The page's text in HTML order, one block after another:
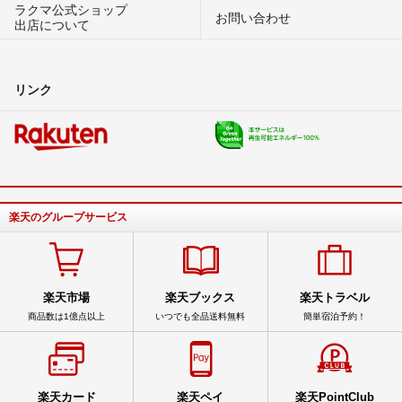
ラクマ公式ショップ
出店について
お問い合わせ
リンク
楽天のグループサービス
楽天市場
商品数は1億点以上
楽天ブックス
いつでも全品送料無料
楽天トラベル
簡単宿泊予約！
楽天カード 楽天ペイ 楽天PointClub